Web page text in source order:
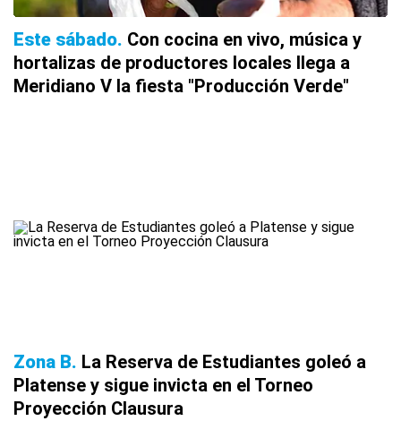
Este sábado Con cocina en vivo, música y
hortalizas de productores locales llega a
Meridiano V la fiesta "Producción Verde"
Zona B La Reserva de Estudiantes goleó a
Platense y sigue invicta en el Torneo
Proyección Clausura